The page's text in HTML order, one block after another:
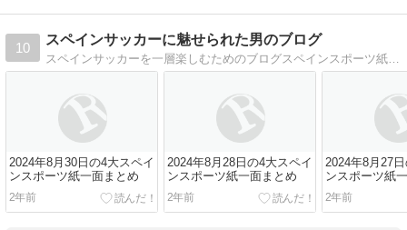
10
スペインサッカーに魅せられた男のブログ
スペインサッカーを一層楽しむためのブログスペインスポーツ紙一面の速報、リーガやスペイン代表の様々なデータを紹介中。
2024年8月30日の4大スペイ
ンスポーツ紙一面まとめ
2年前
2024年8月28日の4大スペイ
ンスポーツ紙一面まとめ
2年前
2024年8月27
ンスポーツ紙
2年前